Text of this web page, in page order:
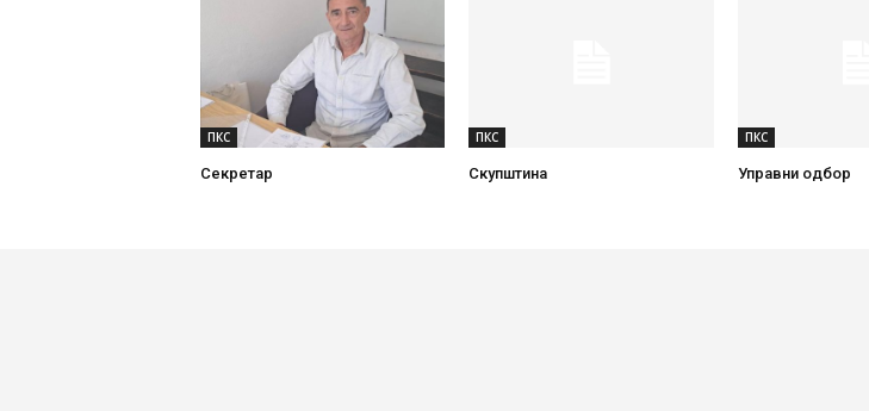
ПКС
Секретар
ПКС
Скупштина
ПКС
Управни одбор